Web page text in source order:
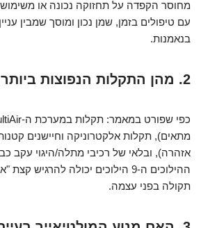
מחוסר הקפדה על תחזוקה נכונה או משימוש
עם טיפולים בזמן, שמן נכון ומוסך שמבין
בנאמנות.
2. מהן התקלות הנפוצות ביותר בפיאט 500X?
מתאים), תקלות אלקטרוניקה וחיישנים
אזהרה), ובלאי של רכיבי מתלה/היגוי עקב
ההילוכים ה-9 הילוכים יכולה
תקולה בפני עצמה.